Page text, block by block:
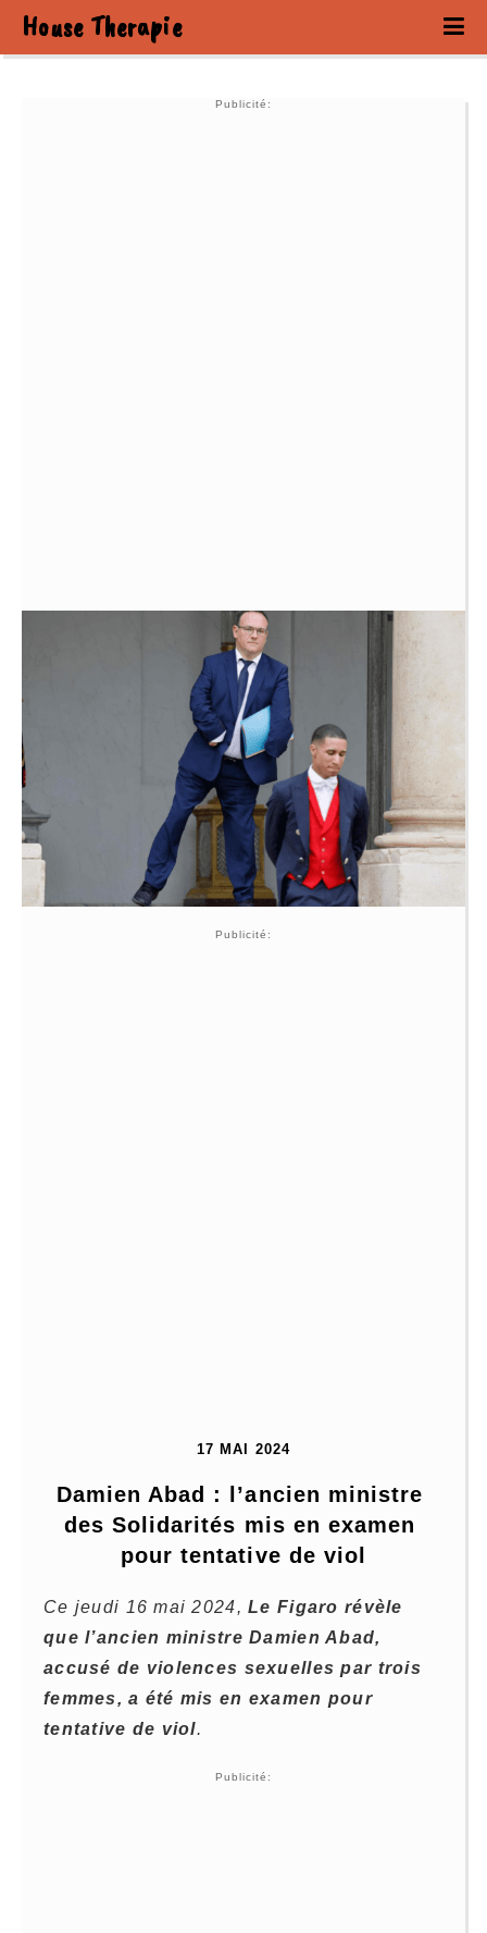
House Therapie
Publicité:
Publicité:
17 MAI 2024
Damien Abad : l’ancien ministre
des Solidarités mis en examen
pour tentative de viol
Ce jeudi 16 mai 2024,Le Figaro révèle
que l’ancien ministre Damien Abad,
accusé de violences sexuelles par trois
femmes, a été mis en examen pour
tentative de viol.
Publicité: